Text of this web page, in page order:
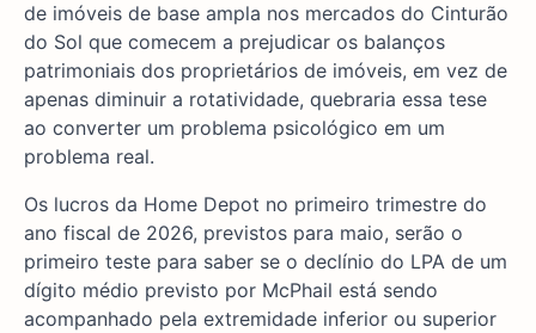
de imóveis de base ampla nos mercados do Cinturão
do Sol que comecem a prejudicar os balanços
patrimoniais dos proprietários de imóveis, em vez de
apenas diminuir a rotatividade, quebraria essa tese
ao converter um problema psicológico em um
problema real.
Os lucros da Home Depot no primeiro trimestre do
ano fiscal de 2026, previstos para maio, serão o
primeiro teste para saber se o declínio do LPA de um
dígito médio previsto por McPhail está sendo
acompanhado pela extremidade inferior ou superior